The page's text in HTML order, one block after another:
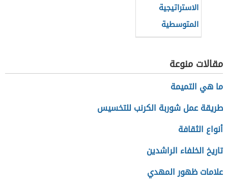
الاستراتيجية
المتوسطية
للتنمية
المستدامة
مقالات منوعة
ما هي التميمة
طريقة عمل شوربة الكرنب للتخسيس
أنواع الثقافة
تاريخ الخلفاء الراشدين
علامات ظهور المهدي